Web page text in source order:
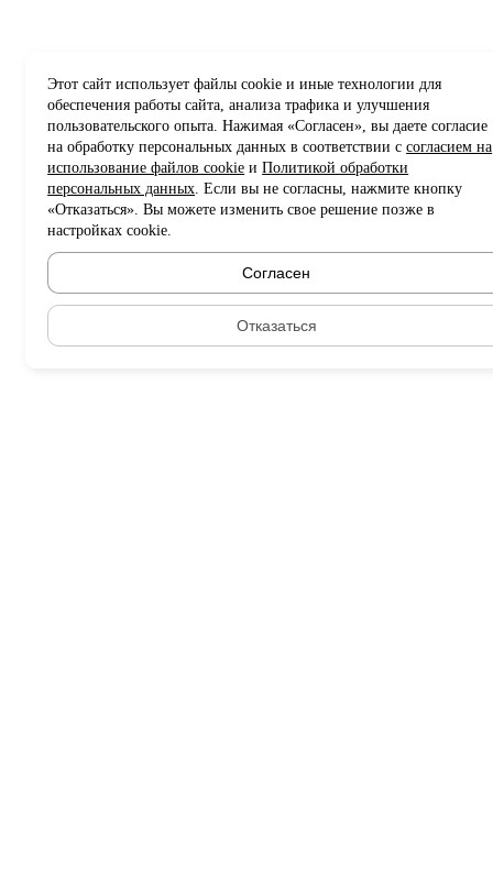
Этот сайт использует файлы cookie и иные технологии для
обеспечения работы сайта, анализа трафика и улучшения
пользовательского опыта. Нажимая «Согласен», вы даете согласие
на обработку персональных данных в соответствии ссогласием на
использование файлов cookie иПолитикой обработки
персональных данных. Если вы не согласны, нажмите кнопку
«Отказаться». Вы можете изменить свое решение позже в
настройках cookie.
Согласен
Отказаться